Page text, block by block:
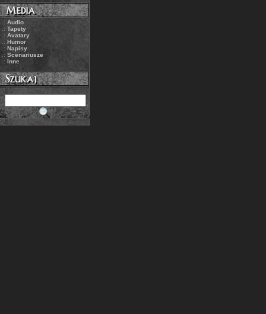
.: Audio
.: Tapety
.: Avatary
.:Humor
.: Napisy
.: Scenariusze
.: Inne